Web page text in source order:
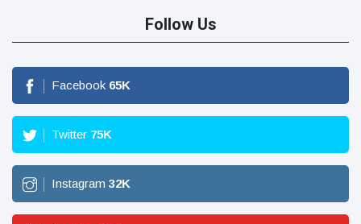
Follow Us
Facebook 65K
Twitter 75K
Instagram 32K